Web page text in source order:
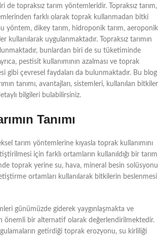
de topraksız tarım yöntemleridir. Topraksız tarım,
farklı olarak toprak kullanmadan bitki
yöntem, dikey tarım, hidroponik tarım, aeroponik
kullanılarak uygulanmaktadır. Topraksız tarımın
bunlardan biri de su tüketiminde
pestisit kullanımının azalması ve toprak
gibi çevresel faydaları da bulunmaktadır. Bu blog
tanımı, avantajları, sistemleri, kullanılan bitkiler
bilgileri bulabilirsiniz.
Tanımı
tarım yöntemlerine kıyasla toprak kullanımını
için farklı ortamların kullanıldığı bir tarım
toprak yerine su, hava, mineral besin solüsyonu
ortamları kullanılarak bitkilerin beslenmesi
günümüzde giderek yaygınlaşmakta ve
önemli bir alternatif olarak değerlendirilmektedir.
getirdiği toprak erozyonu, su kirliliği